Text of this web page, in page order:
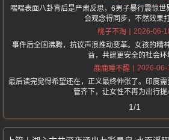
嘿嘿表面八卦背后是严肃反思，6男子暴行震惊
会观念得同步，不然效果打
桃子不淘
2026-06-
事件后全国沸腾，抗议声浪推动变革。女孩的精
益，共建更安全的社会环
鹿鹿睡不醒
2026-06-
最后读完觉得希望还在，正义最终伸张了。印度
管齐下，让女性不再为出行提
1/1